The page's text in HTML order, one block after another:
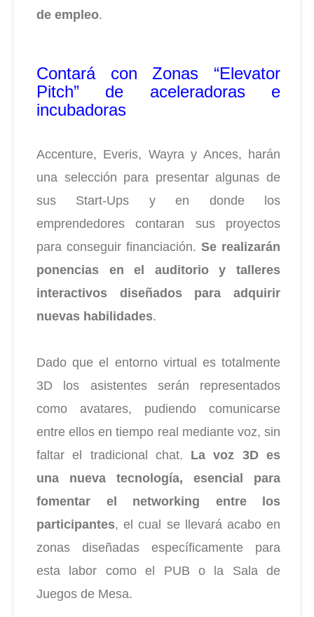
de empleo.
Contará con Zonas “Elevator
Pitch” de aceleradoras e
incubadoras
Accenture, Everis, Wayra y Ances, harán
una selección para presentar algunas de
sus Start-Ups y en donde los
emprendedores contaran sus proyectos
para conseguir financiación. Se realizarán
ponencias en el auditorio y talleres
interactivos diseñados para adquirir
nuevas habilidades.
Dado que el entorno virtual es totalmente
3D los asistentes serán representados
como avatares, pudiendo comunicarse
entre ellos en tiempo real mediante voz, sin
faltar el tradicional chat. La voz 3D es
una nueva tecnología, esencial para
fomentar el networking entre los
participantes, el cual se llevará acabo en
zonas diseñadas específicamente para
esta labor como el PUB o la Sala de
Juegos de Mesa.